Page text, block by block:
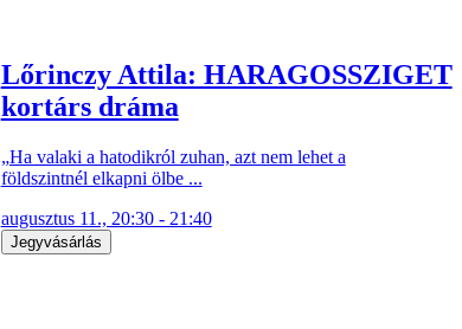
Lőrinczy Attila: HARAGOSSZIGET
kortárs dráma
„Ha valaki a hatodikról zuhan, azt nem lehet a
földszintnél elkapni ölbe ...
augusztus 11., 20:30 - 21:40
Jegyvásárlás